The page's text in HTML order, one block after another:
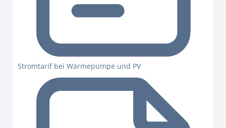
Stromtarif bei Wärmepumpe und PV